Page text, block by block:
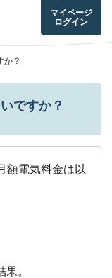
マイページ
ログイン
か？
ですか？
額電気料金は以
。